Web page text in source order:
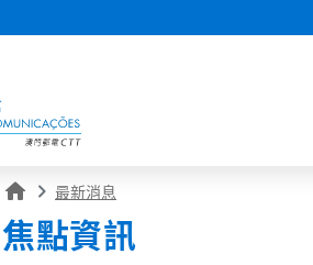
home 最新消息
焦點資訊